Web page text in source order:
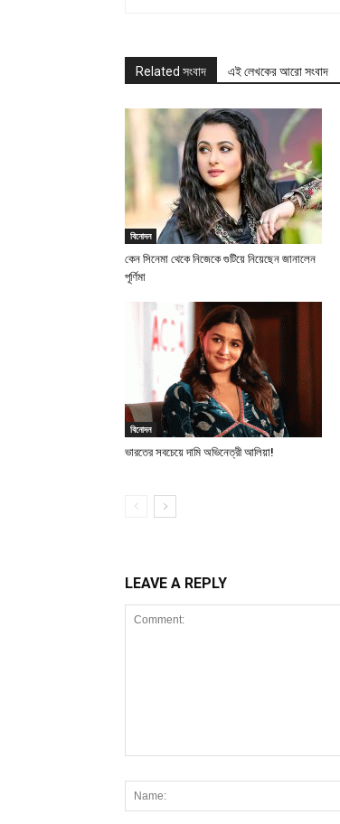
Related সংবাদ এই লেখকের আরো সংবাদ
বিনোদন
কেন সিনেমা থেকে নিজেকে গুটিয়ে নিয়েছেন জানালেন
পূর্ণিমা
বিনোদন
ভারতের সবচেয়ে দামি অভিনেত্রী আলিয়া!
LEAVE A REPLY